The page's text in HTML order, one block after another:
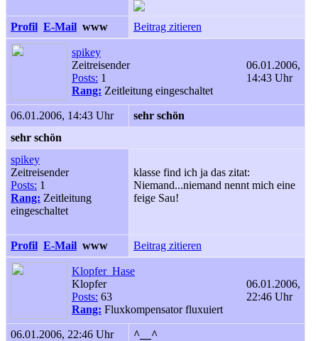
Profil E-Mail www Beitrag zitieren
spikey
Zeitreisender
Posts: 1
Rang: Zeitleitung eingeschaltet
06.01.2006,
14:43 Uhr
06.01.2006, 14:43 Uhr
sehr schön
sehr schön
spikey
Zeitreisender
Posts: 1
Rang: Zeitleitung
eingeschaltet
klasse find ich ja das zitat:
Niemand...niemand nennt mich eine
feige Sau!
Profil E-Mail www Beitrag zitieren
Klopfer_Hase
Klopfer
Posts: 63
Rang: Fluxkompensator fluxuiert
06.01.2006,
22:46 Uhr
06.01.2006, 22:46 Uhr
^__^